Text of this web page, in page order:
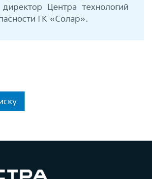
, директор Центра технологий
ГК «Солар».